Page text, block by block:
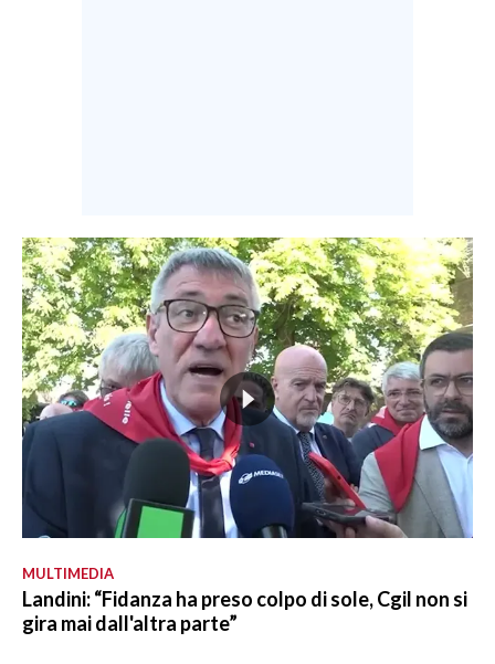
MULTIMEDIA
Landini: “Fidanza ha preso colpo di sole, Cgil non si
gira mai dall'altra parte”